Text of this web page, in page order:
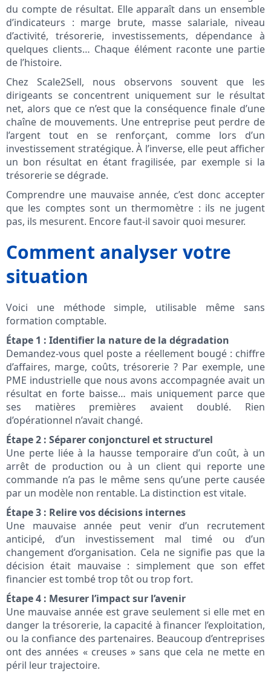
du compte de résultat. Elle apparaît dans un ensemble
d’indicateurs : marge brute, masse salariale, niveau
d’activité, trésorerie, investissements, dépendance à
quelques clients… Chaque élément raconte une partie
de l’histoire.
Chez Scale2Sell, nous observons souvent que les
dirigeants se concentrent uniquement sur le résultat
net, alors que ce n’est que la conséquence finale d’une
chaîne de mouvements. Une entreprise peut perdre de
l’argent tout en se renforçant, comme lors d’un
investissement stratégique. À l’inverse, elle peut afficher
un bon résultat en étant fragilisée, par exemple si la
trésorerie se dégrade.
Comprendre une mauvaise année, c’est donc accepter
que les comptes sont un thermomètre : ils ne jugent
pas, ils mesurent. Encore faut‑il savoir quoi mesurer.
Comment analyser votre
situation
Voici une méthode simple, utilisable même sans
formation comptable.
Étape 1 : Identifier la nature de la dégradation
Demandez-vous quel poste a réellement bougé : chiffre
d’affaires, marge, coûts, trésorerie ? Par exemple, une
PME industrielle que nous avons accompagnée avait un
résultat en forte baisse… mais uniquement parce que
ses matières premières avaient doublé. Rien
d’opérationnel n’avait changé.
Étape 2 : Séparer conjoncturel et structurel
Une perte liée à la hausse temporaire d’un coût, à un
arrêt de production ou à un client qui reporte une
commande n’a pas le même sens qu’une perte causée
par un modèle non rentable. La distinction est vitale.
Étape 3 : Relire vos décisions internes
Une mauvaise année peut venir d’un recrutement
anticipé, d’un investissement mal timé ou d’un
changement d’organisation. Cela ne signifie pas que la
décision était mauvaise : simplement que son effet
financier est tombé trop tôt ou trop fort.
Étape 4 : Mesurer l’impact sur l’avenir
Une mauvaise année est grave seulement si elle met en
danger la trésorerie, la capacité à financer l’exploitation,
ou la confiance des partenaires. Beaucoup d’entreprises
ont des années « creuses » sans que cela ne mette en
péril leur trajectoire.